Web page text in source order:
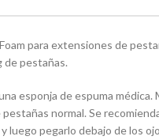
para extensiones de
de pestañas.
esponja de espuma médica.
normal. Se
luego pegarlo debajo de los